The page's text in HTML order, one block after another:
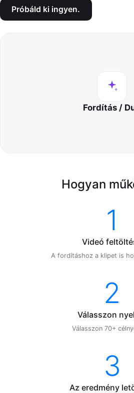
Próbáld ki ingyen.
Fordítás /
Hogyan
1
Videó
A fordításhoz a klipet is
2
Válasszon
Válasszon 70+
3
Az eredmény